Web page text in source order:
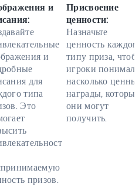
и
и
для
типа
Это
призов.
Присвоение
ценности:
Назначьте
ценность
типу приза,
игроки
насколько ценны
награды,
они могут
получить.